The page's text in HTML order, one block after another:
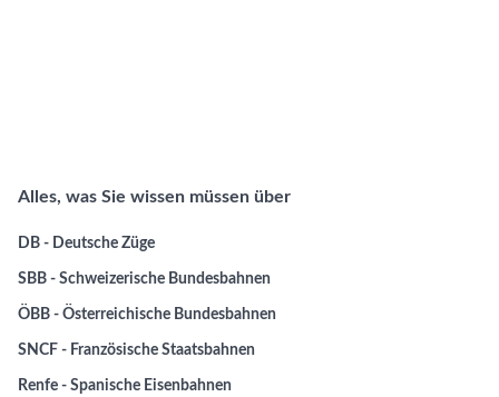
Alles, was Sie wissen müssen über
DB - Deutsche Züge
SBB - Schweizerische Bundesbahnen
ÖBB - Österreichische Bundesbahnen
SNCF - Französische Staatsbahnen
Renfe - Spanische Eisenbahnen